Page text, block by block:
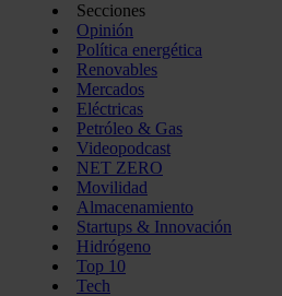
Secciones
Opinión
Política energética
Renovables
Mercados
Eléctricas
Petróleo & Gas
Videopodcast
NET ZERO
Movilidad
Almacenamiento
Startups & Innovación
Hidrógeno
Top 10
Tech